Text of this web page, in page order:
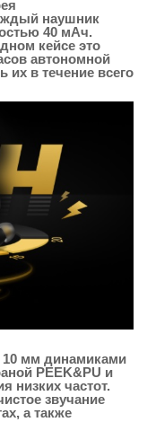
наушник
40 мАч.
кейсе это
автономной
их в течение всего
мм динамиками
PEEK&PU и
низких частот.
звучание
а также